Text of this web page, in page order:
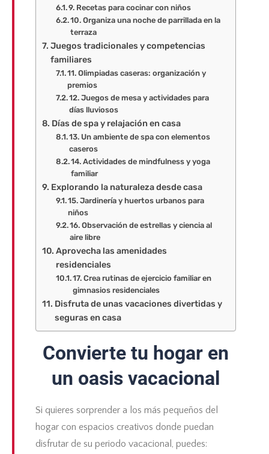
9. Recetas para cocinar con niños
10. Organiza una noche de parrillada en la
terraza
Juegos tradicionales y competencias
familiares
11. Olimpiadas caseras: organización y
premios
12. Juegos de mesa y actividades para
días lluviosos
Días de spa y relajación en casa
13. Un ambiente de spa con elementos
caseros
14. Actividades de mindfulness y yoga
familiar
Explorando la naturaleza desde casa
15. Jardinería y huertos urbanos para
niños
16. Observación de estrellas y ciencia al
aire libre
Aprovecha las amenidades
residenciales
17. Crea rutinas de ejercicio familiar en
gimnasios residenciales
Disfruta de unas vacaciones divertidas y
seguras en casa
Convierte tu hogar en
un oasis vacacional
Si quieres sorprender a los más pequeños del
hogar con espacios creativos donde puedan
disfrutar de su periodo vacacional, puedes: